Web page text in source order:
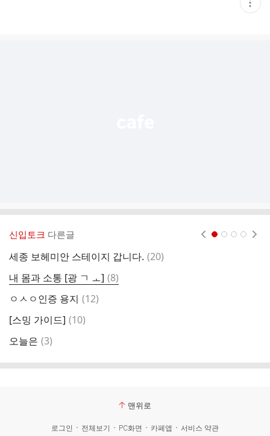
재
신입토크 다른글
세종 보헤미안 스테이지 갑니다. 댓
(20)
내 몸과 소통 [광 ㄱ ㅗ] 댓
글
(8)
ㅇㅅㅇ인증 용지 댓
(12)
[스밍 가이드] 댓
(10)
오늘은 댓
(3)
맨위로
로그인 전체보기 PC화면 카페앱 서비스 약관